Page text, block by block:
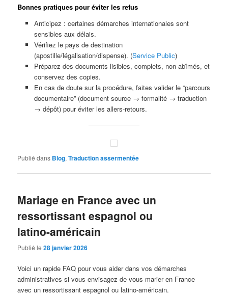
Bonnes pratiques pour éviter les refus
Anticipez : certaines démarches internationales sont
sensibles aux délais.
Vérifiez le pays de destination
(apostille/légalisation/dispense). (Service Public)
Préparez des documents lisibles, complets, non abîmés, et
conservez des copies.
En cas de doute sur la procédure, faites valider le “parcours
documentaire” (document source → formalité → traduction
→ dépôt) pour éviter les allers-retours.
Publié dans Blog,Traduction assermentée
Mariage en France avec un
ressortissant espagnol ou
latino-américain
Publié le28 janvier 2026
Voici un rapide FAQ pour vous aider dans vos démarches
administratives si vous envisagez de vous marier en France
avec un ressortissant espagnol ou latino-américain.